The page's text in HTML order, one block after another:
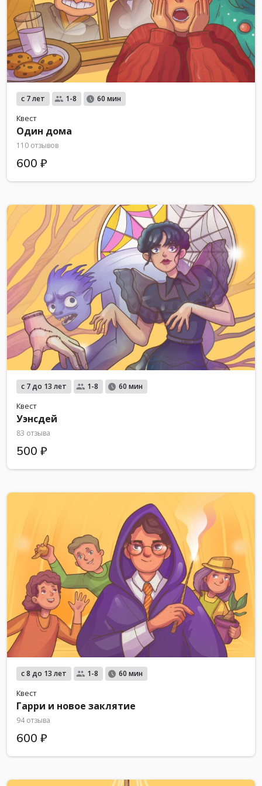
с 7 лет 1-8 60 мин
Квест
Один дома
110 отзывов
600 ₽
с 7 до 13 лет 1-8 60 мин
Квест
Уэнсдей
83 отзыва
500 ₽
с 8 до 13 лет 1-8 60 мин
Квест
Гарри и новое заклятие
94 отзыва
600 ₽